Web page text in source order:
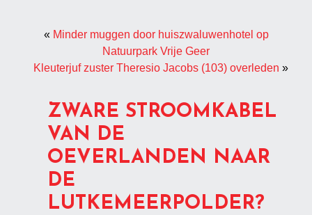
« Minder muggen door huiszwaluwenhotel op
Natuurpark Vrije Geer
Kleuterjuf zuster Theresio Jacobs (103) overleden »
ZWARE STROOMKABEL
VAN DE
OEVERLANDEN NAAR
DE
LUTKEMEERPOLDER?